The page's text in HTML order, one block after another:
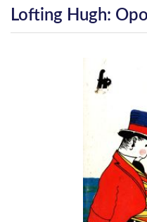
Lofting Hugh: